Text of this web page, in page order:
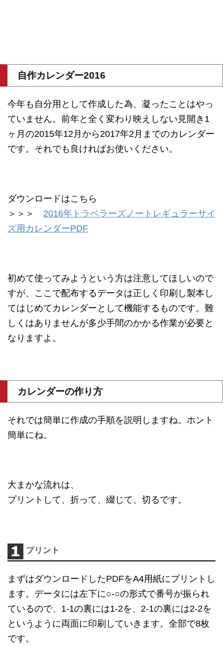
自作カレンダー2016
今年も自分用として作成した為、凝ったことはやっ
ていません。前年と全く変わり映えしない見開き1
ヶ月の2015年12月から2017年2月までのカレンダー
です。それでも良ければお使いください。
ダウンロードはこちら
＞＞＞ 2016年トラベラーズノートレギュラーサイ
ズ用カレンダーPDF
初めて使ってみようという方は注意してほしいので
すが、ここで配布するデータは正しく印刷し製本し
てはじめてカレンダーとして機能するものです。難
しくはありませんが多少手間のかかる作業が必要と
なりますよ。
カレンダーの作り方
それでは簡単に作成の手順を説明しますね。ホント
簡単にね。
大まかな流れは、
プリントして、折って、綴じて、切るです。
プリント
まずはダウンロードしたPDFをA4用紙にプリントし
ます。データには左下に○-○の形式で番号が振られ
ているので、1-1の裏には1-2を、2-1の裏には2-2を
というように両面に印刷していきます。全部で8枚
です。